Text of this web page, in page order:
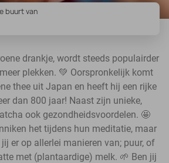
buurt van
drankje, wordt steeds populairder
plekken. 💚 Oorspronkelijk komt
thee uit Japan en heeft hij een rijke
dan 800 jaar! Naast zijn unieke,
ook gezondheidsvoordelen. 🤩
het tijdens hun meditatie, maar
er op allerlei manieren van; puur, of
met (plantaardige) melk. 🌱 Ben jij